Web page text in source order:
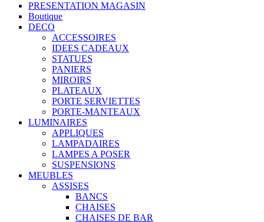
PRESENTATION MAGASIN
Boutique
DECO
ACCESSOIRES
IDEES CADEAUX
STATUES
PANIERS
MIROIRS
PLATEAUX
PORTE SERVIETTES
PORTE-MANTEAUX
LUMINAIRES
APPLIQUES
LAMPADAIRES
LAMPES A POSER
SUSPENSIONS
MEUBLES
ASSISES
BANCS
CHAISES
CHAISES DE BAR